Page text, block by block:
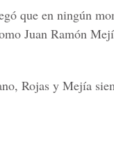
que en ningún
Juan Ramón
Rojas y Mejía